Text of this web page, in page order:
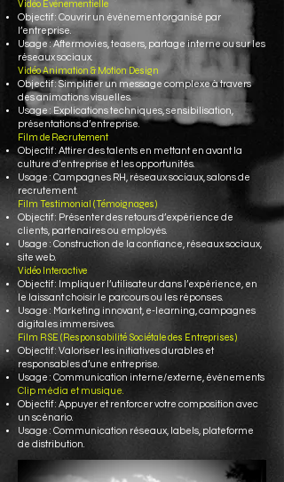
Vidéo Événementielle
Objectif : Couvrir un événement organisé par
l’entreprise.
Usage : Aftermovies, teasers, partage interne ou sur les
réseaux sociaux.
Vidéo Animation & Motion Design
Objectif : Simplifier un message complexe à travers
des animations visuelles.
Usage : Explications techniques, sensibilisation,
présentations d’entreprise.
Film de Recrutement
Objectif : Attirer des talents en mettant en avant la
culture d’entreprise et les opportunités.
Usage : Campagnes RH, réseaux sociaux, salons de
recrutement.
Film Testimonial (Témoignages)
Objectif : Présenter des retours d’expérience de
clients, partenaires ou employés.
Usage : Construction de la confiance, réseaux sociaux,
site web.
Vidéo Interactive
Objectif : Impliquer l’utilisateur dans l’expérience, en
le laissant choisir le parcours ou les réponses.
Usage : Marketing innovant, e-learning, campagnes
digitales immersives.
Film RSE (Responsabilité Sociétale des Entreprises)
Objectif : Valoriser les initiatives durables et
responsables d’une entreprise.
Usage : Communication interne/externe, événements
Clip média et musique.
Objectif : Appuyer et renforcer votre composition avec
un scénario.
Usage : Communication réseaux, labels, plateforme
de distribution.